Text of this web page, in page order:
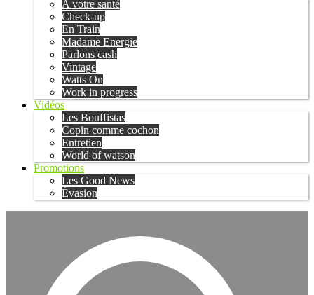
A votre santé
Check-up
En Train
Madame Energie
Parlons cash
Vintage
Watts On
Work in progress
Vidéos
Les Bouffistas
Copin comme cochon
Entretien
World of watson
Promotions
Les Good News
Évasion